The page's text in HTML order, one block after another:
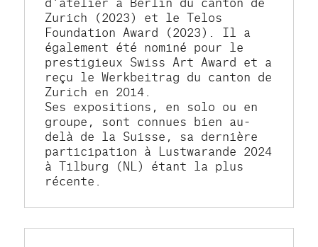
Zurich (2023) et le Telos
Foundation Award (2023). Il a
également été nominé pour le
prestigieux Swiss Art Award et a
reçu le Werkbeitrag du canton de
Zurich en 2014.
Ses expositions, en solo ou en
groupe, sont connues bien au-
delà de la Suisse, sa dernière
participation à Lustwarande 2024
à Tilburg (NL) étant la plus
récente.